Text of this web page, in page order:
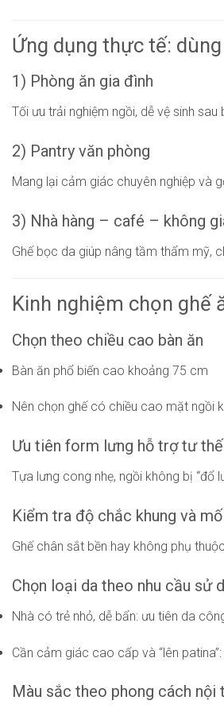
Ứng dụng thực tế:
1) Phòng ăn gia đình
Tối ưu trải nghiệm ngồi, dễ vệ sinh
2) Pantry văn phòng
Mang lại cảm giác chuyên nghiệp và
3) Nhà hàng – café – không
Ghế bọc da giúp nâng tầm thẩm mỹ,
Kinh nghiệm chọn ghế
Chọn theo chiều cao bàn ăn
Bàn ăn phổ biến cao khoảng 75 cm
Nên chọn ghế có chiều cao mặt ngồi
Ưu tiên form lưng hỗ trợ tư thế
Tựa lưng cong nhẹ, ngồi không bị “đổ
Kiểm tra độ chắc khung và
Ghế chân sắt bền hay không phụ
Chọn loại da theo nhu cầu sử
Nhà có trẻ nhỏ, dễ bẩn: ưu tiên da
Cần cảm giác cao cấp và “lên
Màu sắc theo phong cách nội